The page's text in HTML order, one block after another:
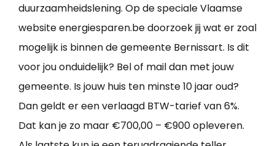
duurzaamheidslening. Op de speciale Vlaamse
website energiesparen.be doorzoek jij wat er zoal
mogelijk is binnen de gemeente Bernissart. Is dit
voor jou onduidelijk? Bel of mail dan met jouw
gemeente. Is jouw huis ten minste 10 jaar oud?
Dan geldt er een verlaagd BTW-tarief van 6%.
Dat kan je zo maar €700,00 – €900 opleveren.